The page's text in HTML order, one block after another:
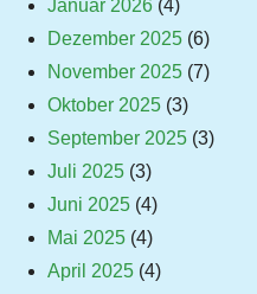
Januar 2026 (4)
Dezember 2025 (6)
November 2025 (7)
Oktober 2025 (3)
September 2025 (3)
Juli 2025 (3)
Juni 2025 (4)
Mai 2025 (4)
April 2025 (4)